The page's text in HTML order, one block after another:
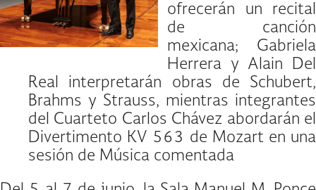
ofrecerán un recital
de canción
mexicana; Gabriela
Herrera y Alain Del
Real interpretarán obras de Schubert,
Brahms y Strauss, mientras integrantes
del Cuarteto Carlos Chávez abordarán el
Divertimento KV 563 de Mozart en una
sesión de Música comentada